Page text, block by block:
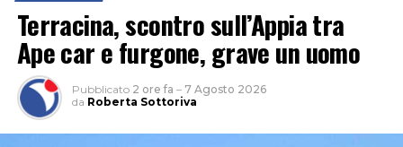
Terracina, scontro sull’Appia tra
Ape car e furgone, grave un uomo
Pubblicato 2 ore fa – 7 Agosto 2026
da Roberta Sottoriva